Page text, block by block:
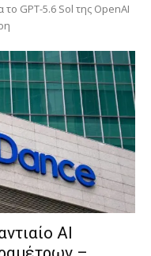
GPT-5.6 Sol της OpenAI
AI